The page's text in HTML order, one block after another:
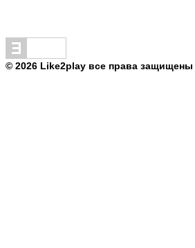
© 2026 Like2play все права защищены